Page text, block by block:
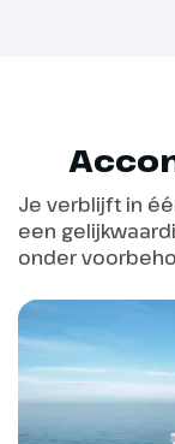
Je verblijft in
een
onder